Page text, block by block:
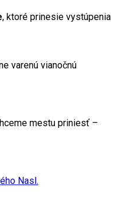
, ktoré prinesie vystúpenia
varenú vianočnú
mestu priniesť –
Nasl.